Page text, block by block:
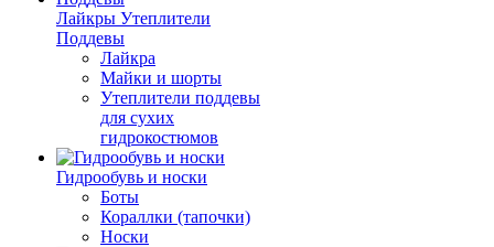
Лайкры Утеплители
Поддевы
Лайкра
Майки и шорты
Утеплители поддевы
для сухих
гидрокостюмов
Гидрообувь и носки
Боты
Кораллки (тапочки)
Носки